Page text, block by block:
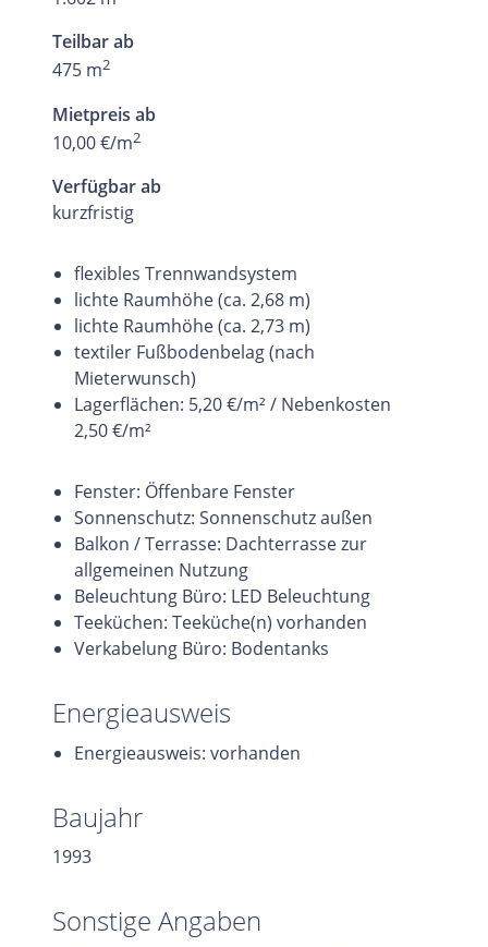
Teilbar ab
475 m2
Mietpreis ab
10,00 €/m2
Verfügbar ab
kurzfristig
flexibles Trennwandsystem
lichte Raumhöhe (ca. 2,68 m)
lichte Raumhöhe (ca. 2,73 m)
textiler Fußbodenbelag (nach
Mieterwunsch)
Lagerflächen: 5,20 €/m² / Nebenkosten
2,50 €/m²
Fenster: Öffenbare Fenster
Sonnenschutz: Sonnenschutz außen
Balkon / Terrasse: Dachterrasse zur
allgemeinen Nutzung
Beleuchtung Büro: LED Beleuchtung
Teeküchen: Teeküche(n) vorhanden
Verkabelung Büro: Bodentanks
Energieausweis
Energieausweis: vorhanden
Baujahr
1993
Sonstige Angaben